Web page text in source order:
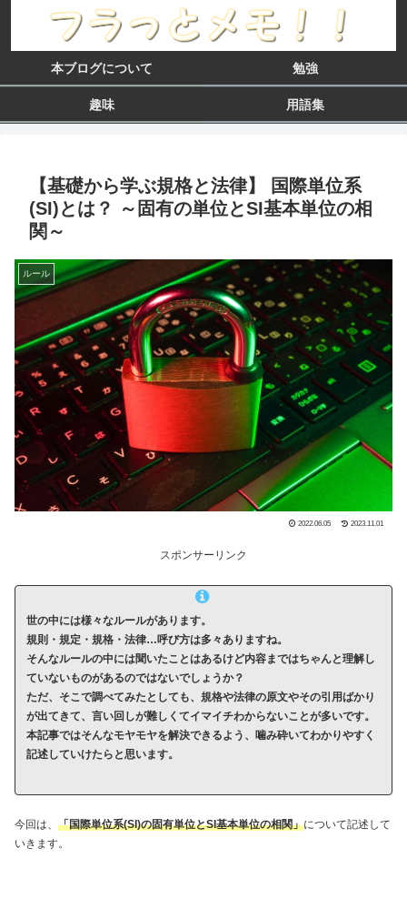
本ブログについて 勉強
趣味 用語集
【基礎から学ぶ規格と法律】 国際単位系
(SI)とは？ ～固有の単位とSI基本単位の相
関～
ルール
2022.06.05 2023.11.01
スポンサーリンク
世の中には様々なルールがあります。
規則・規定・規格・法律…呼び方は多々ありますね。
そんなルールの中には聞いたことはあるけど内容まではちゃんと理解し
ていないものがあるのではないでしょうか？
ただ、そこで調べてみたとしても、規格や法律の原文やその引用ばかり
が出てきて、言い回しが難しくてイマイチわからないことが多いです。
本記事ではそんなモヤモヤを解決できるよう、噛み砕いてわかりやすく
記述していけたらと思います。
今回は、 「国際単位系(SI)の固有単位とSI基本単位の相関」について記述して
いきます。